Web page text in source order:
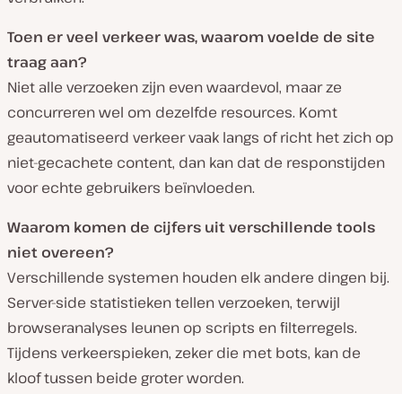
Toen er veel verkeer was, waarom voelde de site
traag aan?
Niet alle verzoeken zijn even waardevol, maar ze
concurreren wel om dezelfde resources. Komt
geautomatiseerd verkeer vaak langs of richt het zich op
niet-gecachete content, dan kan dat de responstijden
voor echte gebruikers beïnvloeden.
Waarom komen de cijfers uit verschillende tools
niet overeen?
Verschillende systemen houden elk andere dingen bij.
Server-side statistieken tellen verzoeken, terwijl
browseranalyses leunen op scripts en filterregels.
Tijdens verkeerspieken, zeker die met bots, kan de
kloof tussen beide groter worden.